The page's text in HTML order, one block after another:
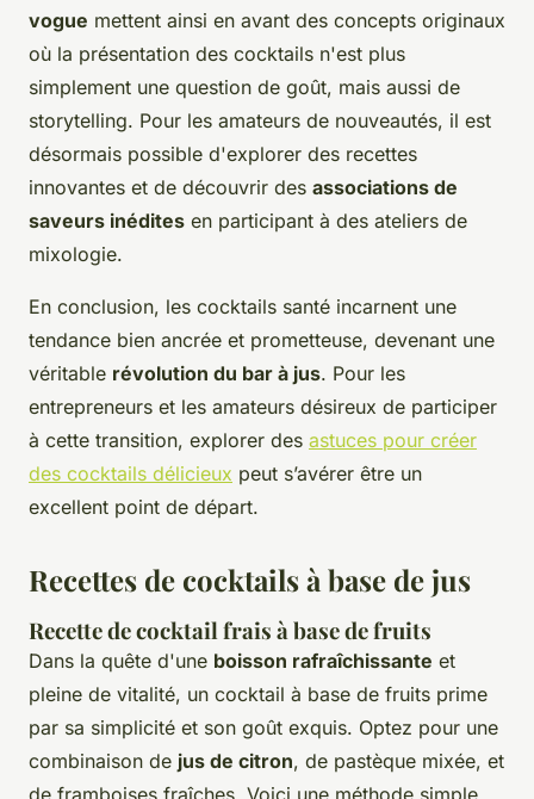
vogue mettent ainsi en avant des concepts originaux
où la présentation des cocktails n'est plus
simplement une question de goût, mais aussi de
storytelling. Pour les amateurs de nouveautés, il est
désormais possible d'explorer des recettes
innovantes et de découvrir des associations de
saveurs inédites en participant à des ateliers de
mixologie.
En conclusion, les cocktails santé incarnent une
tendance bien ancrée et prometteuse, devenant une
véritable révolution du bar à jus. Pour les
entrepreneurs et les amateurs désireux de participer
à cette transition, explorer des astuces pour créer
des cocktails délicieux peut s’avérer être un
excellent point de départ.
Recettes de cocktails à base de jus
Recette de cocktail frais à base de fruits
Dans la quête d'une boisson rafraîchissante et
pleine de vitalité, un cocktail à base de fruits prime
par sa simplicité et son goût exquis. Optez pour une
combinaison de jus de citron, de pastèque mixée, et
de framboises fraîches. Voici une méthode simple